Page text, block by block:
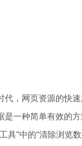
代，网页资源的快
是一种简单有效的
具”中的“清除浏览